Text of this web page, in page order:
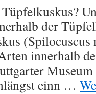
der
(Spilocuscus
innerhalb
einn …